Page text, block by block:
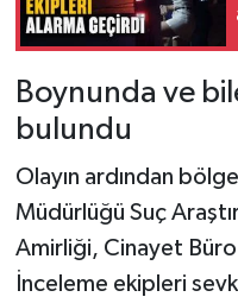
Boynunda ve
bulundu
Olayın ardından
Müdürlüğü Suç
Amirliği, Cinayet
İnceleme ekipleri